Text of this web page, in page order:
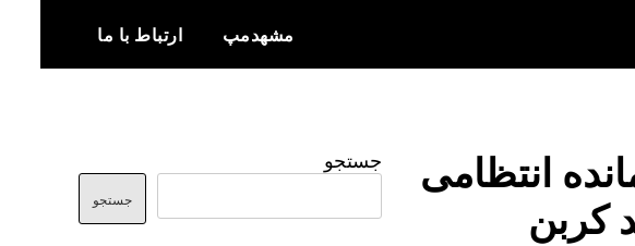
مشهدمپ ارتباط با ما
انتظامی
کربن
جستجو
جستجو